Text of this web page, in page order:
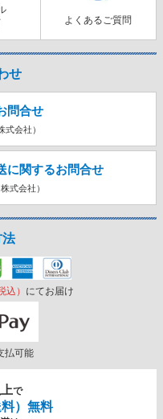
よくあるご質問
せ
問合せ
式会社）
に関するお問合せ
式会社）
） にてお届け
払可能
で
）無料